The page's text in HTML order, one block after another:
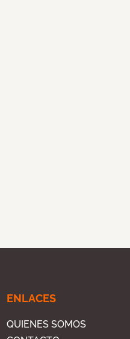
ENLACES
QUIENES SOMOS